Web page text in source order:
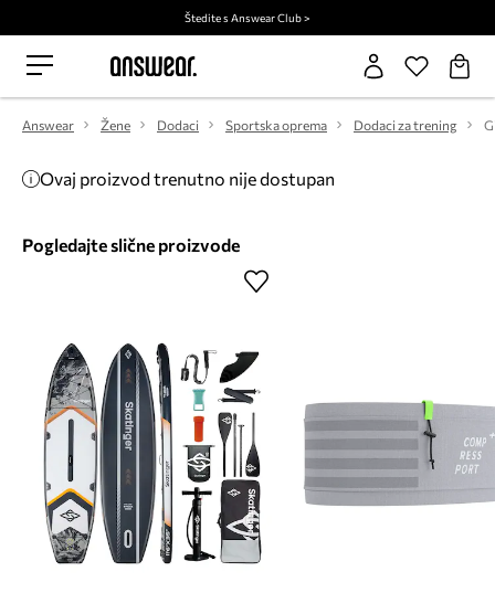
Štedite s Answear Club >
Answear Žene Dodaci Sportska oprema Dodaci za trening
Ovaj proizvod trenutno nije dostupan
Pogledajte slične proizvode